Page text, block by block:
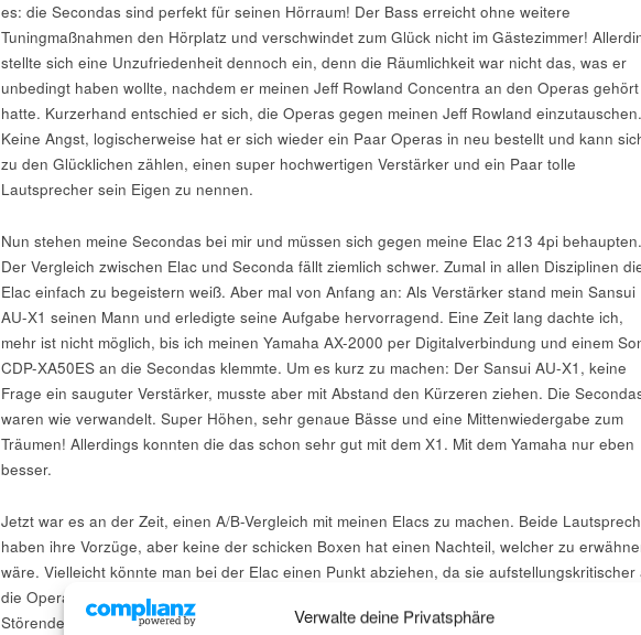
Verwalte deine Privatsphäre
es: die Secondas sind perfekt für seinen Hörraum! Der Bass erreicht ohne weitere
Tuningmaßnahmen den Hörplatz und verschwindet zum Glück nicht im Gästezimmer!
stellte sich eine Unzufriedenheit dennoch ein, denn die Räumlichkeit war nicht das, was er
unbedingt haben wollte, nachdem er meinen Jeff Rowland Concentra an den Operas gehört
hatte. Kurzerhand entschied er sich, die Operas gegen meinen Jeff Rowland einzutauschen.
Keine Angst, logischerweise hat er sich wieder ein Paar Operas in neu bestellt und kann
zu den Glücklichen zählen, einen super hochwertigen Verstärker und ein Paar tolle
Lautsprecher sein Eigen zu nennen.
Nun stehen meine Secondas bei mir und müssen sich gegen meine Elac 213 4pi behaupten.
Der Vergleich zwischen Elac und Seconda fällt ziemlich schwer. Zumal in allen Disziplinen
Elac einfach zu begeistern weiß. Aber mal von Anfang an: Als Verstärker stand mein Sansui
AU-X1 seinen Mann und erledigte seine Aufgabe hervorragend. Eine Zeit lang dachte ich,
mehr ist nicht möglich, bis ich meinen Yamaha AX-2000 per Digitalverbindung und einem
CDP-XA50ES an die Secondas klemmte. Um es kurz zu machen: Der Sansui AU-X1, keine
Frage ein sauguter Verstärker, musste aber mit Abstand den Kürzeren ziehen. Die
waren wie verwandelt. Super Höhen, sehr genaue Bässe und eine Mittenwiedergabe zum
Träumen! Allerdings konnten die das schon sehr gut mit dem X1. Mit dem Yamaha nur eben
besser.
Jetzt war es an der Zeit, einen A/B-Vergleich mit meinen Elacs zu machen. Beide
haben ihre Vorzüge, aber keine der schicken Boxen hat einen Nachteil, welcher zu
wäre. Vielleicht könnte man bei der Elac einen Punkt abziehen, da sie aufstellungskritischer
die Opera ist. Die Elac braucht nach hinten min. 70 cm Abstand und seitlich sollte nichts
Störendes da sein, sonst geht die perfekte Räumlichkeit flöten! Die Aufstellung interessiert die